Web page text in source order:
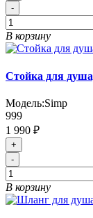
-
В корзину
Стойка для
Модель:Simp
999
1 990 ₽
+
-
В корзину